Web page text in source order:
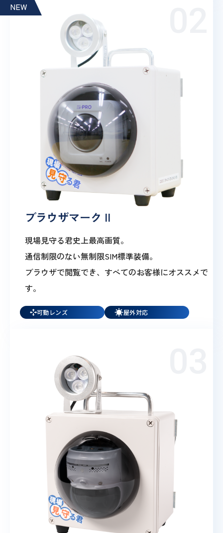
NEW
ブラウザマーク II
現場見守る君史上最高画質。
通信制限のない無制限SIM標準装備。
ブラウザで閲覧でき、すべてのお客様にオススメで
す。
可動レンズ 屋外対応